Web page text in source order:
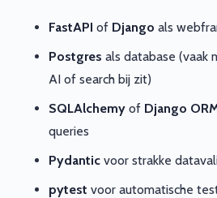
FastAPI of Django als
Postgres als database (vaak
AI of search bij zit)
SQLAlchemy of Django
queries
Pydantic voor strakke
pytest voor automatische